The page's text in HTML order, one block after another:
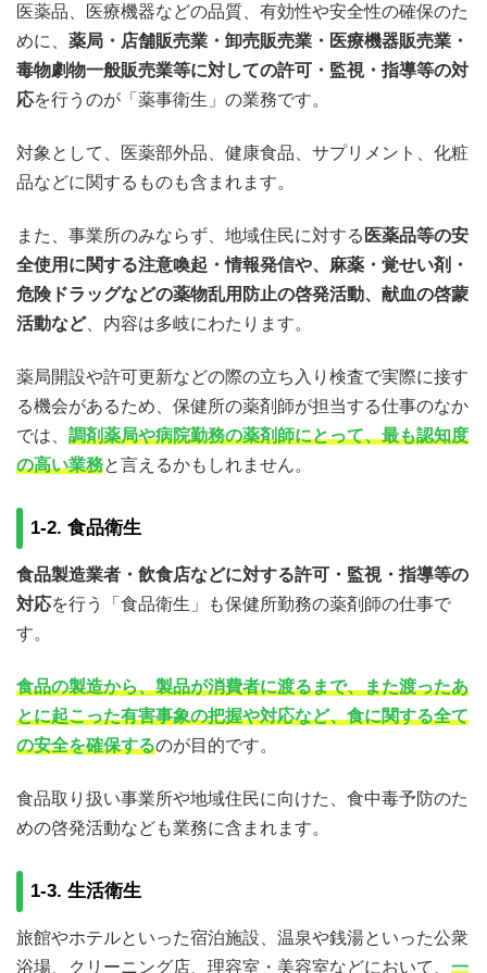
医薬品、医療機器などの品質、有効性や安全性の確保のた
めに、 薬局・店舗販売業・卸売販売業・医療機器販売業・
毒物劇物一般販売業等に対しての許可・監視・指導等の対
応を行うのが「薬事衛生」の業務です。
対象として、医薬部外品、健康食品、サプリメント、化粧
品などに関するものも含まれます。
また、事業所のみならず、地域住民に対する 医薬品等の安
全使用に関する注意喚起・情報発信や、麻薬・覚せい剤・
危険ドラッグなどの薬物乱用防止の啓発活動、献血の啓蒙
活動など、内容は多岐にわたります。
薬局開設や許可更新などの際の立ち入り検査で実際に接す
る機会があるため、保健所の薬剤師が担当する仕事のなか
では、 調剤薬局や病院勤務の薬剤師にとって、最も認知度
の高い業務と言えるかもしれません。
1-2. 食品衛生
食品製造業者・飲食店などに対する許可・監視・指導等の
対応を行う「食品衛生」も保健所勤務の薬剤師の仕事で
す。
食品の製造から、製品が消費者に渡るまで、また渡ったあ
とに起こった有害事象の把握や対応など、食に関する全て
の安全を確保するのが目的です。
食品取り扱い事業所や地域住民に向けた、食中毒予防のた
めの啓発活動なども業務に含まれます。
1-3. 生活衛生
旅館やホテルといった宿泊施設、温泉や銭湯といった公衆
浴場、クリーニング店、理容室・美容室などにおいて、 一